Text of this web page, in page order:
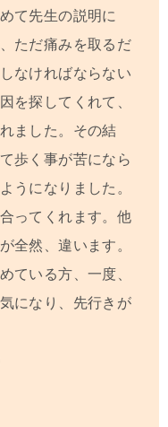
て先生の説明に
ただ痛みを取るだ
なければならない
を探してくれて、
ました。その結
歩く事が苦になら
うになりました。
ってくれます。他
全然、違います。
ている方、一度、
になり、先行きが